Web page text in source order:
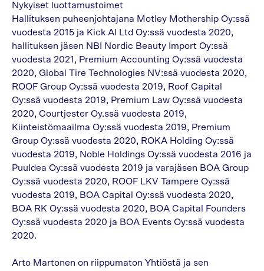
Nykyiset luottamustoimet
Hallituksen puheenjohtajana Motley Mothership Oy:ssä
vuodesta 2015 ja Kick AI Ltd Oy:ssä vuodesta 2020,
hallituksen jäsen NBI Nordic Beauty Import Oy:ssä
vuodesta 2021, Premium Accounting Oy:ssä vuodesta
2020, Global Tire Technologies NV:ssä vuodesta 2020,
ROOF Group Oy:ssä vuodesta 2019, Roof Capital
Oy:ssä vuodesta 2019, Premium Law Oy:ssä vuodesta
2020, Courtjester Oy.ssä vuodesta 2019,
Kiinteistömaailma Oy:ssä vuodesta 2019, Premium
Group Oy:ssä vuodesta 2020, ROKA Holding Oy:ssä
vuodesta 2019, Noble Holdings Oy:ssä vuodesta 2016 ja
PuuIdea Oy:ssä vuodesta 2019 ja varajäsen BOA Group
Oy:ssä vuodesta 2020, ROOF LKV Tampere Oy:ssä
vuodesta 2019, BOA Capital Oy:ssä vuodesta 2020,
BOA RK Oy:ssä vuodesta 2020, BOA Capital Founders
Oy:ssä vuodesta 2020 ja BOA Events Oy:ssä vuodesta
2020.
Arto Martonen on riippumaton Yhtiöstä ja sen